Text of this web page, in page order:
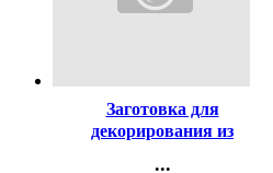
Заготовка для
декорирования из
...